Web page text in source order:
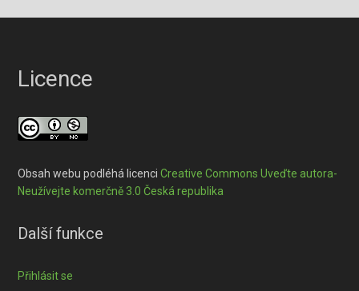
Licence
Obsah webu podléhá licenciCreative Commons Uveďte autora-
Neužívejte komerčně 3.0 Česká republika
Další funkce
Přihlásit se